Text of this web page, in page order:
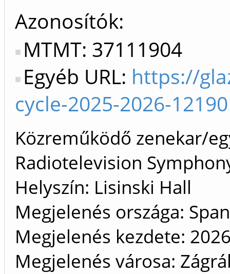
Azonosítók
MTMT: 37111904
Egyéb URL: https://
cycle-2025-2026-
Közreműködő zenekar/
Radiotelevision
Helyszín: Lisinski Hall
Megjelenés országa:
Megjelenés kezdete:
Megjelenés városa: